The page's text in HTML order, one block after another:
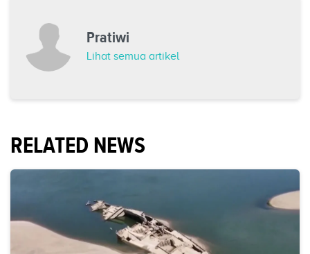
Pratiwi
Lihat semua artikel
RELATED NEWS